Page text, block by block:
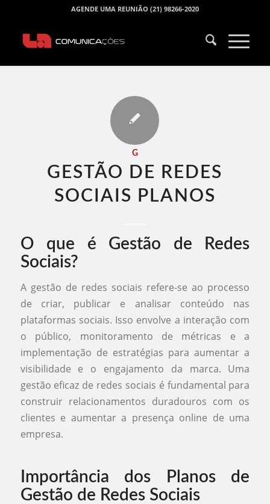
AGENDE UMA REUNIÃO (21) 98266-2020
G
GESTÃO DE REDES
SOCIAIS PLANOS​
O que é Gestão de Redes
Sociais?
A gestão de redes sociais refere-se ao processo
de criar, publicar e analisar conteúdo nas
plataformas sociais. Isso envolve a interação com
o público, monitoramento de métricas e a
implementação de estratégias para aumentar a
visibilidade e o engajamento da marca. Uma
gestão eficaz de redes sociais é fundamental para
construir relacionamentos duradouros com os
clientes e aumentar a presença online de uma
empresa.
Importância dos Planos de
Gestão de Redes Sociais